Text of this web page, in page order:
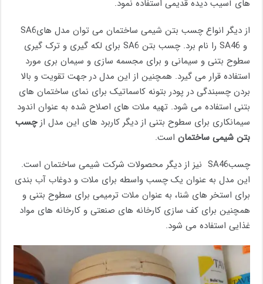
های آسیب دیده قدیمی استفاده نمود.
از دیگر انواع چسب بتن شیمی ساختمان می توان مدل هایSA6
و SA46 را نام برد. چسب بتن SA6 برای لکه گیری و ترک گیری
سطوح بتنی و سیمانی و برای مجسمه سازی و سیمان بری مورد
استفاده قرار می گیرد. همچنین از این مدل در جهت تقویت و بالا
بردن چسبندگی در پودر بتونه کاسماتیک برای نمای ساختمان های
بتنی استفاده می شود. تهیه ملات های اصلاح شده به عنوان اندود
سیمانکاری برای سطوح بتنی از دیگر کاربرد های این مدل ازچسب
بتن شیمی ساختمان است.
چسبSA46 نیز از دیگر محصولات شرکت شیمی ساختمان است.
این مدل به عنوان یک چسب واسطه برای ملات و دوغاب آب بندی
برای استخر های شنا، به عنوان ملات ترمیمی برای سطوح بتنی و
همچنین برای کف سازی کارخانه های صنعتی و کارخانه های مواد
غذایی استفاده می شود.